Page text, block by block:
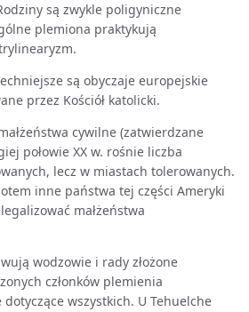
są zwykle poligyniczne
plemiona praktykują
są obyczaje europejskie
przez Kościół katolicki.
cywilne (zatwierdzane
połowie XX w. rośnie liczba
lecz w miastach tolerowanych.
inne państwa tej części Ameryki
małżeństwa
wodzowie i rady złożone
członków plemienia
wszystkich. U Tehuelche